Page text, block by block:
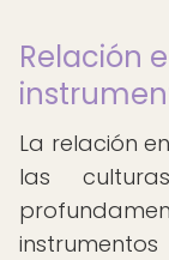
Relación
La relación
las